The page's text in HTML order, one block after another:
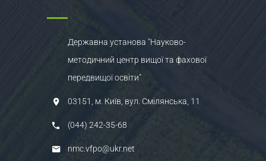
Державна установа "Науково-
методичний центр вищої та фахової
передвищої освіти"
03151, м. Київ, вул. Смілянська, 11
(044) 242-35-68
nmc.vfpo@ukr.net